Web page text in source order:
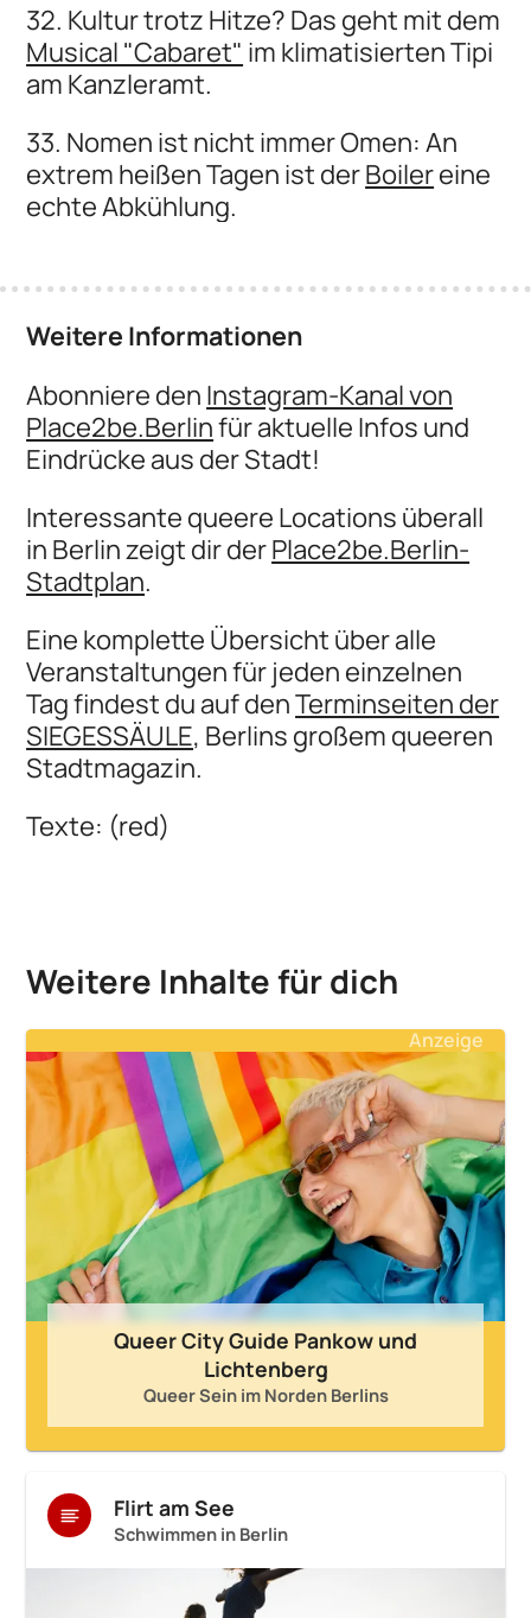
32. Kultur trotz Hitze? Das geht mit dem
Musical "Cabaret" im klimatisierten Tipi
am Kanzleramt.
33. Nomen ist nicht immer Omen: An
extrem heißen Tagen ist derBoilereine
echte Abkühlung.
Weitere Informationen
Abonniere denInstagram-Kanal von
Place2be.Berlinfür aktuelle Infos und
Eindrücke aus der Stadt!
Interessante queere Locations überall
in Berlin zeigt dir derPlace2be.Berlin-
Stadtplan.
Eine komplette Übersicht über alle
Veranstaltungen für jeden einzelnen
Tag findest du auf denTerminseiten der
SIEGESSÄULE, Berlins großem queeren
Stadtmagazin.
Texte: (red)
Weitere Inhalte für dich
Anzeige
Queer City Guide Pankow und
Lichtenberg
Queer Sein im Norden Berlins
Flirt am See
Schwimmen in Berlin